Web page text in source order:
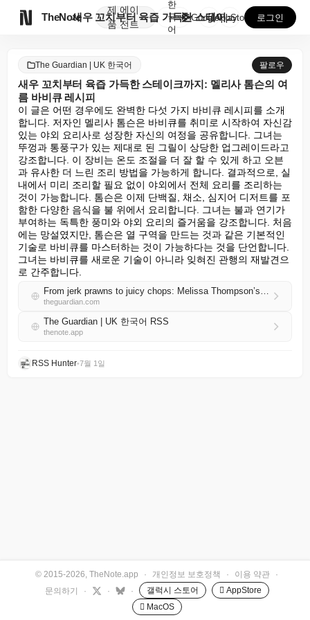
TheNote
제
품
에이
전트
새우 꼬치부터 육즙 가득한 스테이크까지: 멜리사 톰슨의...
한
국
어
GooglePlay
AppStore 로그인
The Guardian | UK 한국어 팔로우
새우 꼬치부터 육즙 가득한 스테이크까지: 멜리사 톰슨의 여
름 바비큐 레시피
이 글은 어떤 경우에도 완벽한 다섯 가지 바비큐 레시피를 소개
합니다. 저자인 멜리사 톰슨은 바비큐를 취미로 시작하여 자신감
있는 야외 요리사로 성장한 자신의 여정을 공유합니다. 그녀는
뚜껑과 통풍구가 있는 제대로 된 그릴이 상당한 업그레이드라고
강조합니다. 이 장비는 온도 조절을 더 잘 할 수 있게 하고 오븐
과 유사한 더 느린 조리 방법을 가능하게 합니다. 결과적으로, 실
내에서 미리 조리할 필요 없이 야외에서 전체 요리를 조리하는
것이 가능합니다. 톰슨은 이제 단백질, 채소, 심지어 디저트를 포
함한 다양한 음식을 불 위에서 요리합니다. 그녀는 불과 연기가
부여하는 독특한 풍미와 야외 요리의 즐거움을 강조합니다. 처음
에는 망설였지만, 톰슨은 열 구역을 만드는 것과 같은 기본적인
기술로 바비큐를 마스터하는 것이 가능하다는 것을 단언합니다.
그녀는 바비큐를 새로운 기술이 아니라 잊혀진 관행의 재발견으
로 간주합니다.
From jerk prawns to juicy chops: Melissa Thompson’s summer barbecue recipes
theguardian.com
The Guardian | UK 한국어 RSS
thenote.app
RSS Hunter•7월 1일
© 2015-2026, TheNote.app · 개인정보 보호정책 · 이용 약관
·
문의하기
· · · 갤럭시 스토어
 AppStore
 MacOS